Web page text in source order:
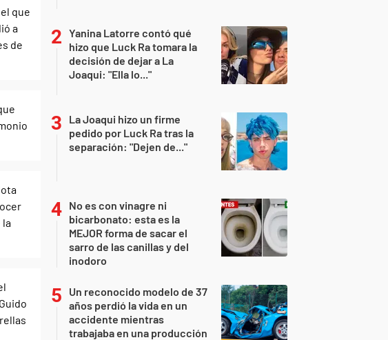
Yanina Latorre contó qué
hizo que Luck Ra tomara la
decisión de dejar a La
Joaqui: "Ella lo..."
La Joaqui hizo un firme
pedido por Luck Ra tras la
separación: "Dejen de..."
No es con vinagre ni
bicarbonato: esta es la
MEJOR forma de sacar el
sarro de las canillas y del
inodoro
Un reconocido modelo de 37
años perdió la vida en un
accidente mientras
trabajaba en una producción